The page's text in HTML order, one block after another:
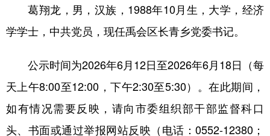
多语种频道
Русский язык 日本語 한국어
Deutsch Português
葛翔龙，男，汉族，1988年10月生，大学，经济
学学士，中共党员，现任禹会区长青乡党委书记。
公示时间为2026年6月12日至2026年6月18日（每
天上午8:00至12:00，下午2:30至5:30）。在此期间，
如有情况需要反映，请向市委组织部干部监督科口
头、书面或通过举报网站反映（电话：0552-12380；